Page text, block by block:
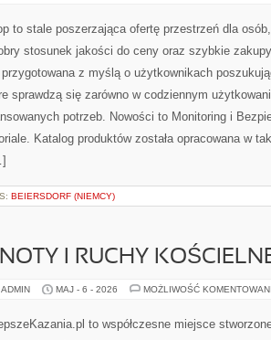
to stale poszerzająca ofertę przestrzeń dla
stosunek jakości do ceny oraz szybkie
przygotowana z myślą o użytkownikach
sprawdzą się zarówno w codziennym
potrzeb. Nowości to Monitoring i
Katalog produktów została opracowana w
BEIERSDORF (NIEMCY)
I RUCHY
MAJ - 6 - 2026 MOŻLIWOŚĆ
to współczesne miejsce